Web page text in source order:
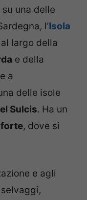
una delle
l’Isola
al largo della
e della
a
delle isole
Sulcis. Ha un
, dove si
e agli